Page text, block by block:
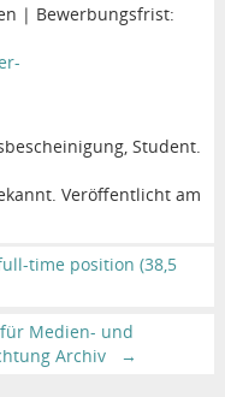
| Bewerbungsfrist:
Student.
Veröffentlicht am
time position (38,5
Medien- und
Archiv
→